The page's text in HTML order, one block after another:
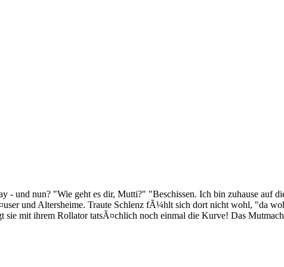
und nun? "Wie geht es dir, Mutti?" "Beschissen. Ich bin zuhause auf
und Altersheime. Traute Schlenz fÃ¼hlt sich dort nicht wohl, "da
mit ihrem Rollator tatsÃ¤chlich noch einmal die Kurve! Das